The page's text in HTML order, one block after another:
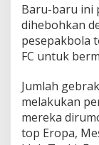
Baru-baru ini
dihebohkan
pesepakbola
FC untuk
Jumlah
melakukan
mereka
top Eropa,